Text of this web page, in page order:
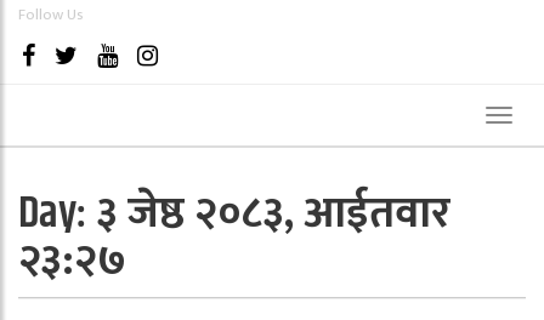
Follow Us
Day:३ जेष्ठ २०८३, आईतवार
२३:२७